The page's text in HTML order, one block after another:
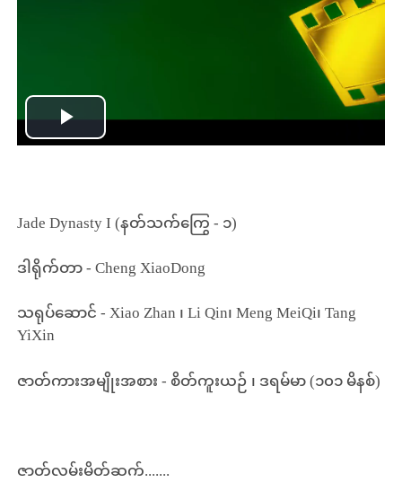
Play
Jade Dynasty I (နတ်သက်ကြွေ - ၁)
ဒါရိုက်တာ - Cheng XiaoDong
သရုပ်ဆောင် - Xiao Zhan ၊ Li Qin၊ Meng MeiQi၊ Tang
YiXin
ဇာတ်ကားအမျိုးအစား - စိတ်ကူးယဉ် ၊ ဒရမ်မာ (၁၀၁ မိနစ်)
ဇာတ်လမ်းမိတ်ဆက်.......